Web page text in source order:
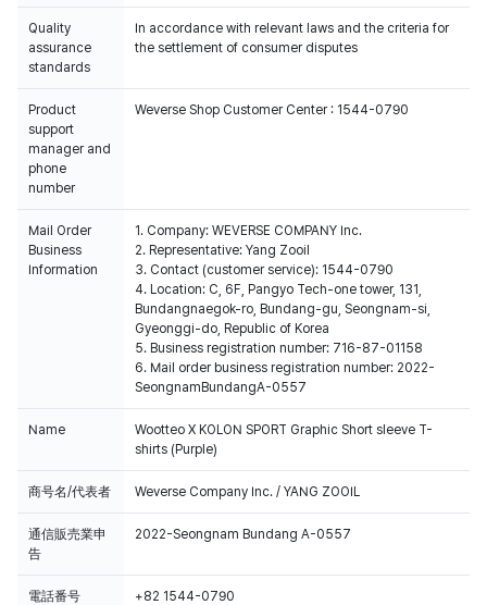
Quality
assurance
standards
In accordance with relevant laws and the criteria for
the settlement of consumer disputes
Product
support
manager and
phone
number
Weverse Shop Customer Center : 1544-0790
Mail Order
Business
Information
1. Company: WEVERSE COMPANY Inc.
2. Representative: Yang Zooil
3. Contact (customer service): 1544-0790
4. Location: C, 6F, Pangyo Tech-one tower, 131,
Bundangnaegok-ro, Bundang-gu, Seongnam-si,
Gyeonggi-do, Republic of Korea
5. Business registration number: 716-87-01158
6. Mail order business registration number: 2022-
SeongnamBundangA-0557
Name
Wootteo X KOLON SPORT Graphic Short sleeve T-
shirts (Purple)
商号名/代表者 Weverse Company Inc. / YANG ZOOIL
通信販売業申
告
2022-Seongnam Bundang A-0557
電話番号 +82 1544-0790